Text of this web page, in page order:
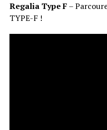
Regalia Type F–
TYPE-F !